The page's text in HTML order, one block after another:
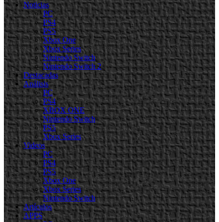
Noticias
PC
PS4
PS5
Xbox One
Xbox Series
Nintendo Switch
Nintendo Switch 2
Destacadas
Análisis
PC
PS4
XBOX ONE
Nintendo Switch
PS5
Xbox Series
Videos
PC
PS4
PS5
Xbox One
Xbox Series
Nintendo Switch
Artículos
APPS